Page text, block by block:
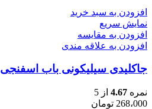
افزودن به سبد خرید
نمایش سریع
افزودن به مقایسه
افزودن به علاقه مندی
جاکلیدی سیلیکونی باب اسفنجی
نمره 4.67 از 5
268،000 تومان